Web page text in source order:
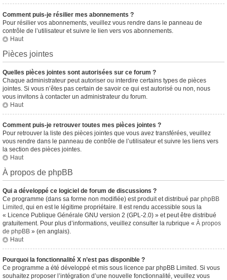
Comment puis-je résilier mes abonnements ?
Pour résilier vos abonnements, veuillez vous rendre dans le panneau de
contrôle de l’utilisateur et suivre le lien vers vos abonnements.
Haut
Pièces jointes
Quelles pièces jointes sont autorisées sur ce forum ?
Chaque administrateur peut autoriser ou interdire certains types de pièces
jointes. Si vous n’êtes pas certain de savoir ce qui est autorisé ou non, nous
vous invitons à contacter un administrateur du forum.
Haut
Comment puis-je retrouver toutes mes pièces jointes ?
Pour retrouver la liste des pièces jointes que vous avez transférées, veuillez
vous rendre dans le panneau de contrôle de l’utilisateur et suivre les liens vers
la section des pièces jointes.
Haut
À propos de phpBB
Qui a développé ce logiciel de forum de discussions ?
Ce programme (dans sa forme non modifiée) est produit et distribué par phpBB
Limited , qui en est le légitime propriétaire. Il est rendu accessible sous la
« Licence Publique Générale GNU version 2 (GPL-2.0) » et peut être distribué
gratuitement. Pour plus d’informations, veuillez consulter la rubrique « À propos
de phpBB » (en anglais).
Haut
Pourquoi la fonctionnalité X n’est pas disponible ?
Ce programme a été développé et mis sous licence par phpBB Limited. Si vous
souhaitez proposer l’intégration d’une nouvelle fonctionnalité, veuillez vous